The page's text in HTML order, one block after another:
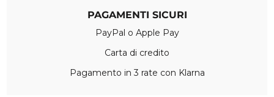
PAGAMENTI SICURI
PayPal o Apple Pay
Carta di credito
Pagamento in 3 rate con Klarna